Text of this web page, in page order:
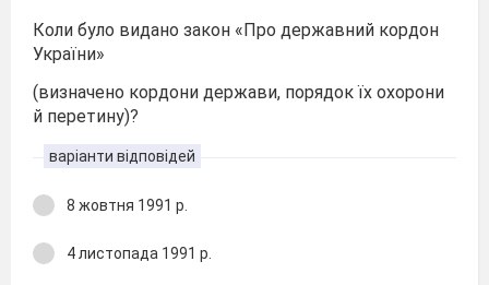
Коли було видано закон «Про державний кордон
України»
(визначено кордони держави, порядок їх охорони
й перетину)?
варіанти відповідей
8 жовтня 1991 р.
4 листопада 1991 р.